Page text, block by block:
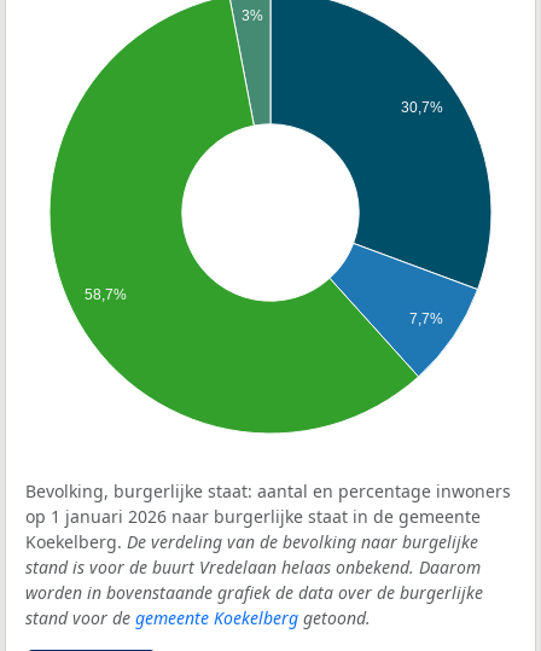
30,7%
7,7%
3%
58,7%
Bevolking, burgerlijke staat: aantal en percentage inwoners
op 1 januari 2026 naar burgerlijke staat in de gemeente
Koekelberg. De verdeling van de bevolking naar burgelijke
stand is voor de buurt Vredelaan helaas onbekend. Daarom
worden in bovenstaande grafiek de data over de burgerlijke
stand voor de gemeente Koekelberg getoond.